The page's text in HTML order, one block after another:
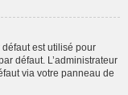
est utilisé pour
défaut. L’administrateur
via votre panneau de